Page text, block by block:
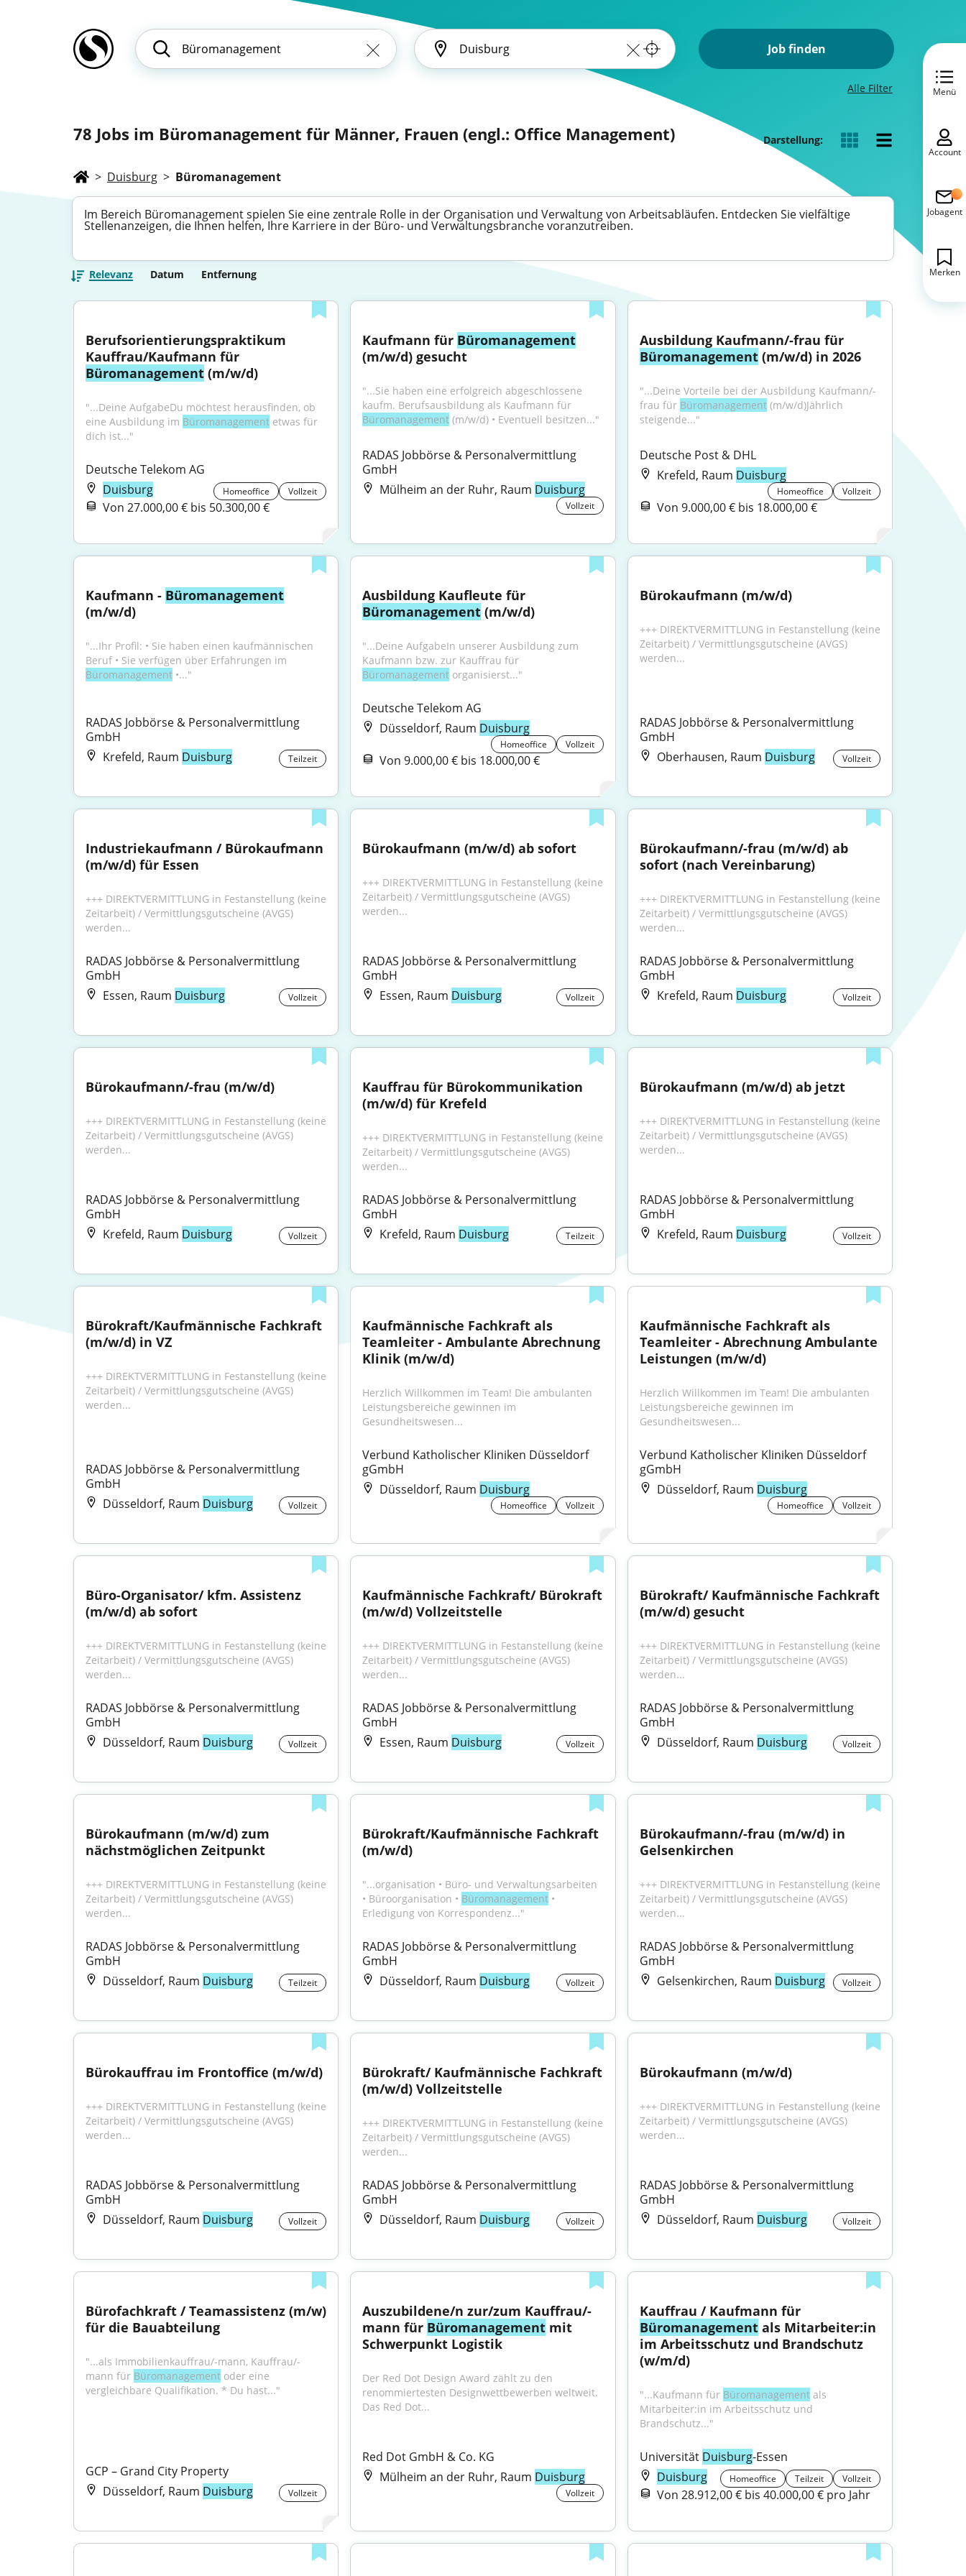
Job finden
Alle Filter
78 Jobs im Büromanagement für Männer, Frauen (engl.: Office Management) Darstellung:
> Duisburg > Büromanagement
Im Bereich Büromanagement spielen Sie eine zentrale Rolle in der Organisation und Verwaltung von Arbeitsabläufen. Entdecken Sie vielfältige
Stellenanzeigen, die Ihnen helfen, Ihre Karriere in der Büro- und Verwaltungsbranche voranzutreiben.
Relevanz Datum Entfernung
Berufsorientierungspraktikum
Büromanagement (m/w/d)
"...Deine AufgabeDu möchtest herausfinden, ob
eine Ausbildung im Büromanagement etwas für
dich ist..."
Deutsche Telekom AG
Duisburg
Homeoffice Vollzeit
Von 27.000,00 € bis 50.300,00 €
Kaufmann für Büromanagement
(m/w/d) gesucht
"...Sie haben eine erfolgreich abgeschlossene
Büromanagement (m/w/d) • Eventuell besitzen..."
RADAS Jobbörse & Personalvermittlung
GmbH
Mülheim an der Ruhr, Raum Duisburg
Vollzeit
Ausbildung Kaufmann/-frau für
Büromanagement (m/w/d) in 2026
"...Deine Vorteile bei der Ausbildung Kaufmann/-
frau für Büromanagement (m/w/d)Jährlich
steigende..."
Deutsche Post & DHL
Krefeld, Raum Duisburg
Homeoffice Vollzeit
Von 9.000,00 € bis 18.000,00 €
Kaufmann - Büromanagement
(m/w/d)
"...Ihr Profil: • Sie haben einen kaufmännischen
Büromanagement •..."
RADAS Jobbörse & Personalvermittlung
GmbH
Krefeld, Raum Duisburg Teilzeit
Büromanagement (m/w/d)
"...Deine AufgabeIn unserer Ausbildung zum
Büromanagement organisierst..."
Deutsche Telekom AG
Düsseldorf, Raum Duisburg
Homeoffice Vollzeit
Von 9.000,00 € bis 18.000,00 €
Bürokaufmann (m/w/d)
+++ DIREKTVERMITTLUNG in Festanstellung (keine
Zeitarbeit) / Vermittlungsgutscheine (AVGS)
werden...
RADAS Jobbörse & Personalvermittlung
GmbH
Oberhausen, Raum Duisburg Vollzeit
Industriekaufmann / Bürokaufmann
(m/w/d) für Essen
+++ DIREKTVERMITTLUNG in Festanstellung (keine
Zeitarbeit) / Vermittlungsgutscheine (AVGS)
werden...
RADAS Jobbörse & Personalvermittlung
GmbH
Essen, Raum Duisburg Vollzeit
Bürokaufmann (m/w/d) ab sofort
+++ DIREKTVERMITTLUNG in Festanstellung (keine
Zeitarbeit) / Vermittlungsgutscheine (AVGS)
werden...
RADAS Jobbörse & Personalvermittlung
GmbH
Essen, Raum Duisburg Vollzeit
Bürokaufmann/-frau (m/w/d) ab
sofort (nach Vereinbarung)
+++ DIREKTVERMITTLUNG in Festanstellung (keine
Zeitarbeit) / Vermittlungsgutscheine (AVGS)
werden...
RADAS Jobbörse & Personalvermittlung
GmbH
Krefeld, Raum Duisburg Vollzeit
Bürokaufmann/-frau (m/w/d)
+++ DIREKTVERMITTLUNG in Festanstellung (keine
Zeitarbeit) / Vermittlungsgutscheine (AVGS)
werden...
RADAS Jobbörse & Personalvermittlung
GmbH
Krefeld, Raum Duisburg Vollzeit
Kauffrau für Bürokommunikation
(m/w/d) für Krefeld
+++ DIREKTVERMITTLUNG in Festanstellung (keine
Zeitarbeit) / Vermittlungsgutscheine (AVGS)
werden...
RADAS Jobbörse & Personalvermittlung
GmbH
Krefeld, Raum Duisburg Teilzeit
Bürokaufmann (m/w/d) ab jetzt
+++ DIREKTVERMITTLUNG in Festanstellung (keine
Zeitarbeit) / Vermittlungsgutscheine (AVGS)
werden...
RADAS Jobbörse & Personalvermittlung
GmbH
Krefeld, Raum Duisburg Vollzeit
Bürokraft/Kaufmännische Fachkraft
(m/w/d) in VZ
+++ DIREKTVERMITTLUNG in Festanstellung (keine
Zeitarbeit) / Vermittlungsgutscheine (AVGS)
werden...
RADAS Jobbörse & Personalvermittlung
GmbH
Düsseldorf, Raum Duisburg Vollzeit
Kaufmännische Fachkraft als
Teamleiter - Ambulante Abrechnung
Klinik (m/w/d)
Herzlich Willkommen im Team! Die ambulanten
Leistungsbereiche gewinnen im
Gesundheitswesen...
Verbund Katholischer Kliniken Düsseldorf
gGmbH
Düsseldorf, Raum Duisburg
Homeoffice Vollzeit
Kaufmännische Fachkraft als
Teamleiter - Abrechnung Ambulante
Leistungen (m/w/d)
Herzlich Willkommen im Team! Die ambulanten
Leistungsbereiche gewinnen im
Gesundheitswesen...
Verbund Katholischer Kliniken Düsseldorf
gGmbH
Düsseldorf, Raum Duisburg
Homeoffice Vollzeit
Büro-Organisator/ kfm. Assistenz
(m/w/d) ab sofort
+++ DIREKTVERMITTLUNG in Festanstellung (keine
Zeitarbeit) / Vermittlungsgutscheine (AVGS)
werden...
RADAS Jobbörse & Personalvermittlung
GmbH
Düsseldorf, Raum Duisburg Vollzeit
Kaufmännische Fachkraft/ Bürokraft
(m/w/d) Vollzeitstelle
+++ DIREKTVERMITTLUNG in Festanstellung (keine
Zeitarbeit) / Vermittlungsgutscheine (AVGS)
werden...
RADAS Jobbörse & Personalvermittlung
GmbH
Essen, Raum Duisburg Vollzeit
Bürokraft/ Kaufmännische Fachkraft
(m/w/d) gesucht
+++ DIREKTVERMITTLUNG in Festanstellung (keine
Zeitarbeit) / Vermittlungsgutscheine (AVGS)
werden...
RADAS Jobbörse & Personalvermittlung
GmbH
Düsseldorf, Raum Duisburg Vollzeit
Bürokaufmann (m/w/d) zum
nächstmöglichen Zeitpunkt
+++ DIREKTVERMITTLUNG in Festanstellung (keine
Zeitarbeit) / Vermittlungsgutscheine (AVGS)
werden...
RADAS Jobbörse & Personalvermittlung
GmbH
Düsseldorf, Raum Duisburg Teilzeit
Bürokraft/Kaufmännische Fachkraft
(m/w/d)
"...organisation • Büro- und Verwaltungsarbeiten
• Büroorganisation • Büromanagement •
Erledigung von Korrespondenz..."
RADAS Jobbörse & Personalvermittlung
GmbH
Düsseldorf, Raum Duisburg Vollzeit
Bürokaufmann/-frau (m/w/d) in
Gelsenkirchen
+++ DIREKTVERMITTLUNG in Festanstellung (keine
Zeitarbeit) / Vermittlungsgutscheine (AVGS)
werden...
RADAS Jobbörse & Personalvermittlung
GmbH
Gelsenkirchen, Raum Duisburg Vollzeit
Bürokauffrau im Frontoffice (m/w/d)
+++ DIREKTVERMITTLUNG in Festanstellung (keine
Zeitarbeit) / Vermittlungsgutscheine (AVGS)
werden...
RADAS Jobbörse & Personalvermittlung
GmbH
Düsseldorf, Raum Duisburg Vollzeit
Bürokraft/ Kaufmännische Fachkraft
(m/w/d) Vollzeitstelle
+++ DIREKTVERMITTLUNG in Festanstellung (keine
Zeitarbeit) / Vermittlungsgutscheine (AVGS)
werden...
RADAS Jobbörse & Personalvermittlung
GmbH
Düsseldorf, Raum Duisburg Vollzeit
Bürokaufmann (m/w/d)
+++ DIREKTVERMITTLUNG in Festanstellung (keine
Zeitarbeit) / Vermittlungsgutscheine (AVGS)
werden...
RADAS Jobbörse & Personalvermittlung
GmbH
Düsseldorf, Raum Duisburg Vollzeit
Bürofachkraft / Teamassistenz (m/w)
für die Bauabteilung
"...als Immobilienkauffrau/-mann, Kauffrau/-
mann für Büromanagement oder eine
vergleichbare Qualifikation. * Du hast..."
GCP – Grand City Property
Düsseldorf, Raum Duisburg Vollzeit
Auszubildene/n zur/zum Kauffrau/-
mann für Büromanagement mit
Schwerpunkt Logistik
Der Red Dot Design Award zählt zu den
renommiertesten Designwettbewerben weltweit.
Das Red Dot...
Red Dot GmbH & Co. KG
Mülheim an der Ruhr, Raum Duisburg
Vollzeit
Kauffrau / Kaufmann für
Büromanagement als Mitarbeiter:in
im Arbeitsschutz und Brandschutz
(w/m/d)
"...Kaufmann für Büromanagement als
Mitarbeiter:in im Arbeitsschutz und
Brandschutz..."
Universität Duisburg-Essen
Duisburg
Homeoffice Teilzeit Vollzeit
Von 28.912,00 € bis 40.000,00 € pro Jahr
Menü
Account
Jobagent
Merken